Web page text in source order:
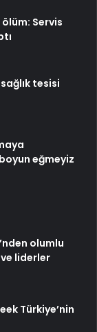
Servis
tesisi
eğmeyiz
olumlu
liderler
Türkiye’nin